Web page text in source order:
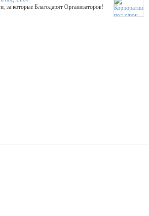
за которые Благодарят Организаторов!